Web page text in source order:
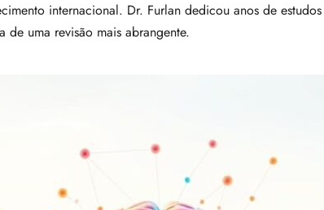
internacional. Dr. Furlan dedicou anos de
uma revisão mais abrangente.